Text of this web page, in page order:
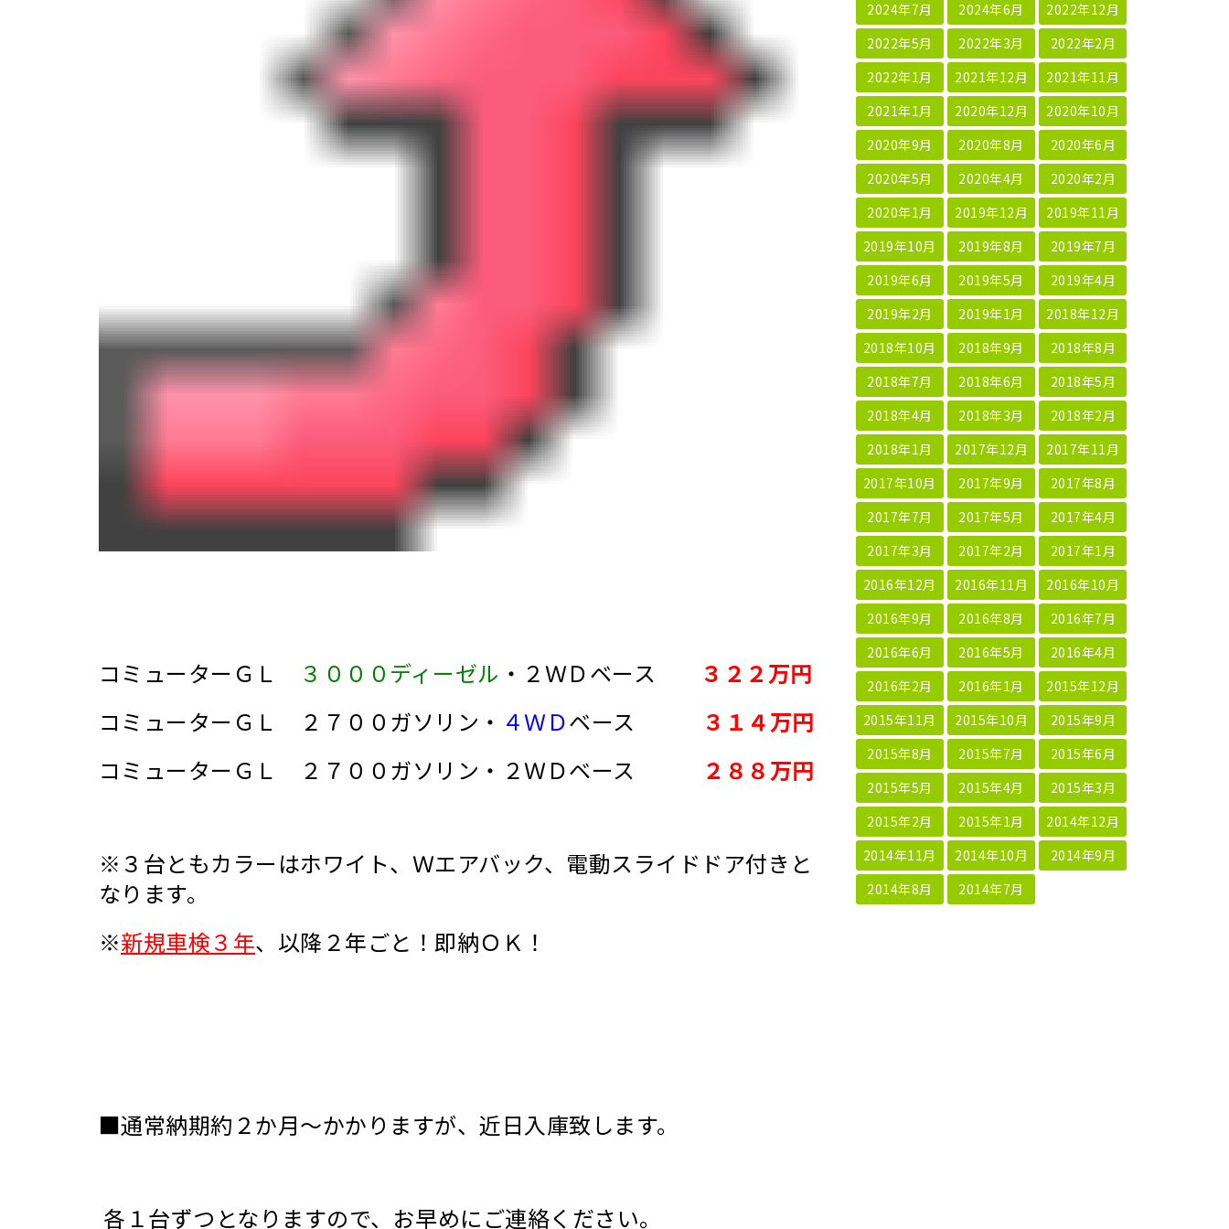
コミューターＧＬ ３０００ディーゼル ・２ＷＤベース
３２２万円
コミューターＧＬ ２７００ガソリン・ ４ＷＤベース
３１４万円
コミューターＧＬ ２７００ガソリン・２ＷＤベース
２８８万円
※３台ともカラーはホワイト、Ｗエアバック、電動スライドドア付きと
なります。
※新規車検３年、以降２年ごと！即納ＯＫ！
■通常納期約２か月～かかりますが、近日入庫致します。
各１台ずつとなりますので、お早めにご連絡ください。
2024年7月 2024年6月
2022年12月
2022年5月
2022年3月
2022年2月
2022年1月
2021年12月
2021年11月
2021年1月
2020年12月
2020年10月
2020年9月
2020年8月
2020年6月
2020年5月
2020年4月
2020年2月
2020年1月
2019年12月
2019年11月
2019年10月
2019年8月
2019年7月
2019年6月
2019年5月
2019年4月
2019年2月
2019年1月
2018年12月
2018年10月
2018年9月
2018年8月
2018年7月
2018年6月
2018年5月
2018年4月
2018年3月
2018年2月
2018年1月
2017年12月
2017年11月
2017年10月
2017年9月
2017年8月
2017年7月
2017年5月
2017年4月
2017年3月
2017年2月
2017年1月
2016年12月
2016年11月
2016年10月
2016年9月
2016年8月
2016年7月
2016年6月
2016年5月
2016年4月
2016年2月
2016年1月
2015年12月
2015年11月
2015年10月
2015年9月
2015年8月
2015年7月
2015年6月
2015年5月
2015年4月
2015年3月
2015年2月
2015年1月
2014年12月
2014年11月
2014年10月
2014年9月
2014年8月
2014年7月